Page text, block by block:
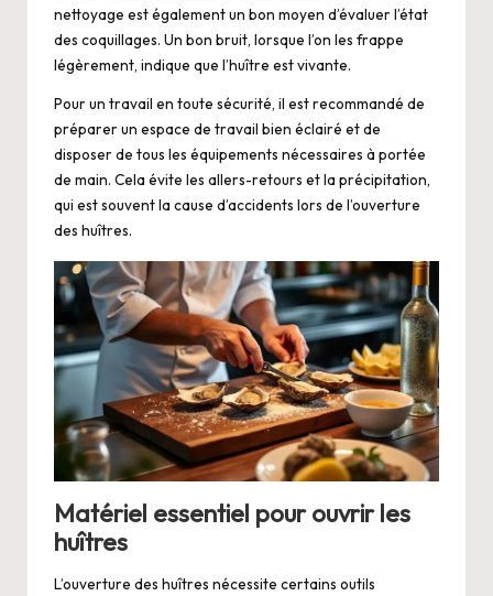
nettoyage est également un bon moyen d’évaluer l’état
des coquillages. Un bon bruit, lorsque l’on les frappe
légèrement, indique que l’huître est vivante.
Pour un travail en toute sécurité, il est recommandé de
préparer un espace de travail bien éclairé et de
disposer de tous les équipements nécessaires à portée
de main. Cela évite les allers-retours et la précipitation,
qui est souvent la cause d’accidents lors de l’ouverture
des huîtres.
Matériel essentiel pour ouvrir les
huîtres
L’ouverture des huîtres nécessite certains outils